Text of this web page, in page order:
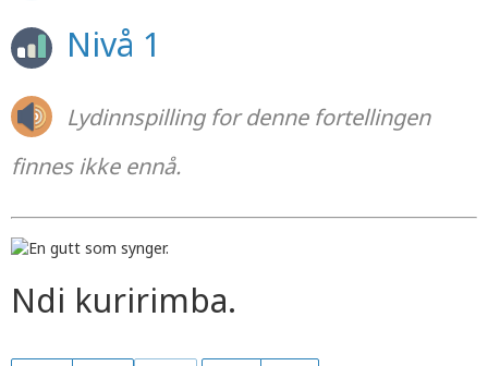
Nivå 1
Lydinnspilling for denne fortellingen
finnes ikke ennå.
Ndi kuririmba.